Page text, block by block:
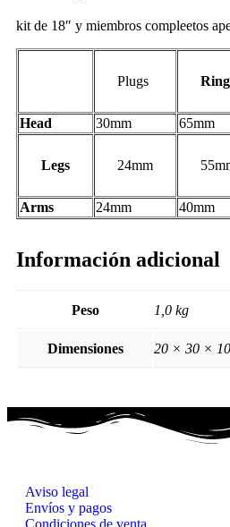
kit de 18″ y miembros compleetos
Plugs
Head 30mm 65mm
Legs 24mm
Arms 24mm 40mm
Información adicional
Peso 1,0 kg
Dimensiones 20 × 30 ×
Aviso legal
Envíos y pagos
Condiciones de venta